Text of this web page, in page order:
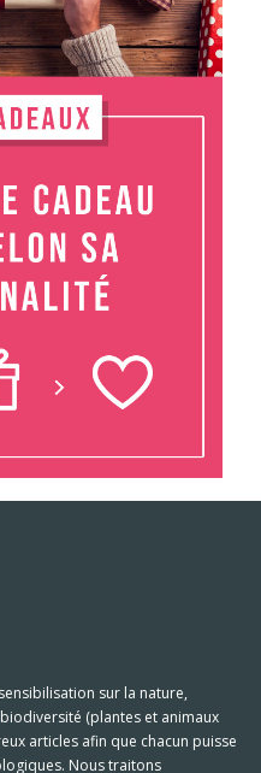
sur la nature,
(plantes et animaux
articles afin que chacun puisse
Nous traitons